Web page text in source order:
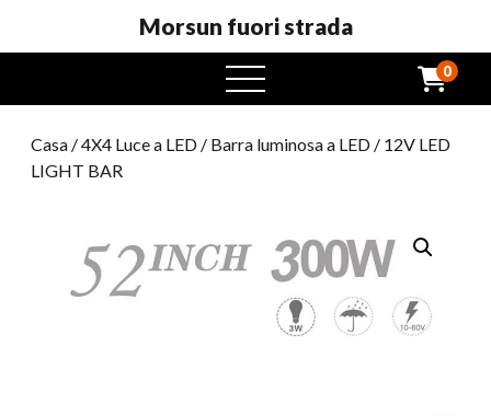
Morsun fuori strada
Menu
aperto
0
Casa /4X4 Luce a LED / Barra luminosa a LED / 12V LED
LIGHT BAR